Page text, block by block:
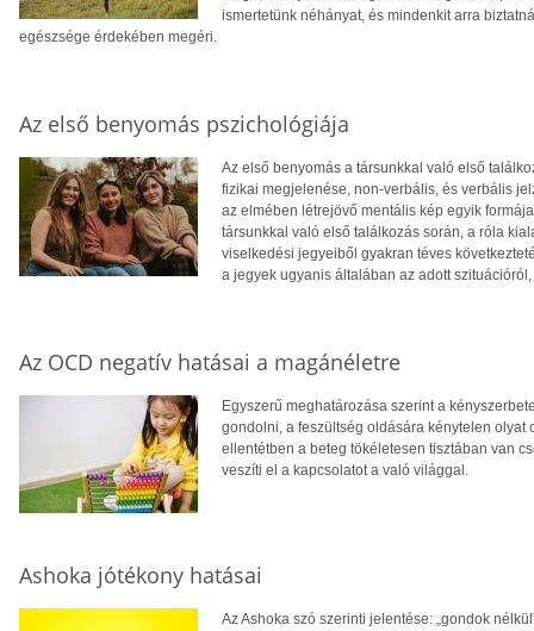
ismertetünk néhányat, és mindenkit arra
egészsége érdekében megéri.
Az első benyomás pszichológiája
Az első benyomás a társunkkal való első
fizikai megjelenése, non-verbális, és verbális
az elmében létrejövő mentális kép egyik
társunkkal való első találkozás során, a róla
viselkedési jegyeiből gyakran téves
a jegyek ugyanis általában az adott
Az OCD negatív hatásai a magánéletre
Egyszerű meghatározása szerint a
gondolni, a feszültség oldására kénytelen olyat
ellentétben a beteg tökéletesen tisztában van
veszíti el a kapcsolatot a való világgal.
Ashoka jótékony hatásai
Az Ashoka szó szerinti jelentése: „gondok